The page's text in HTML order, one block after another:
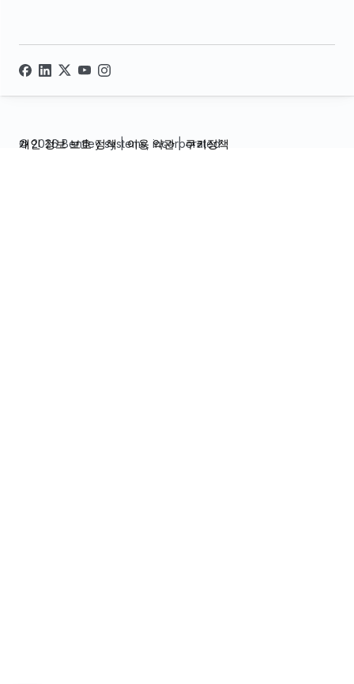
© 2026 Bentley systems, incorporated
개인 정보 보호 정책|이용 약관|쿠키정책